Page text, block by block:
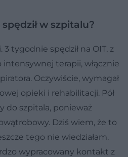
w szpitalu?
tygodnie spędził na OIT, z
intensywnej terapii, włącznie
Oczywiście, wymagał
opieki i rehabilitacji. Pół
do szpitala, ponieważ
Dziś wiem, że to
tego nie wiedziałam.
wypracowany kontakt z